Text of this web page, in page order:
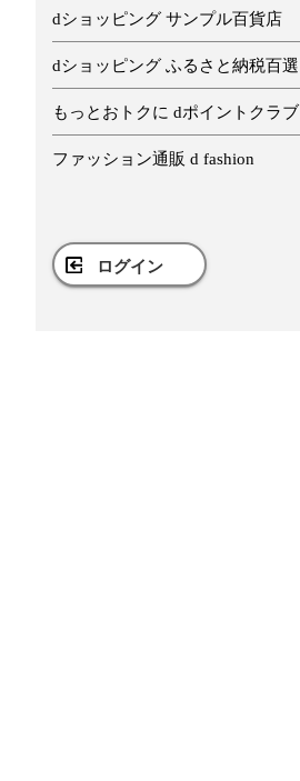
dショッピング サンプル百貨店
dショッピング ふるさと納税百選
もっとおトクに dポイントクラブ
ファッション通販 d fashion
ログイン